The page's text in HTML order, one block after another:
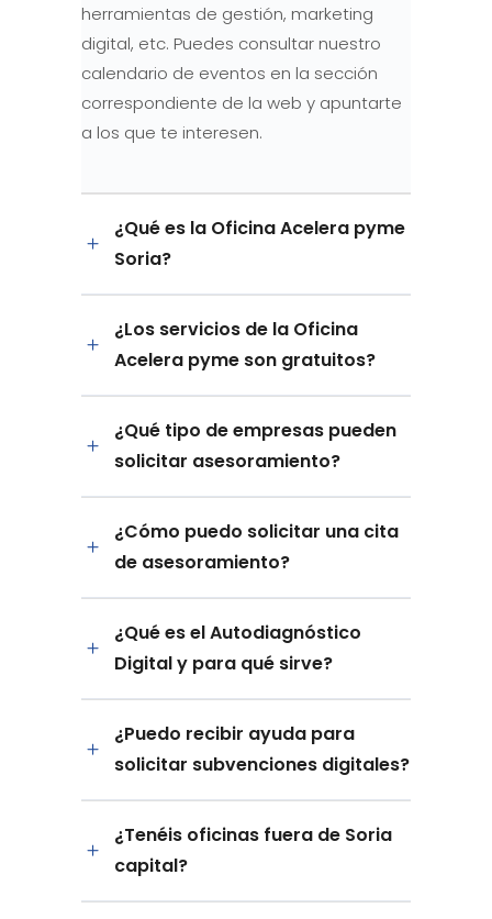
herramientas de gestión, marketing
digital, etc. Puedes consultar nuestro
calendario de eventos en la sección
correspondiente de la web y apuntarte
a los que te interesen.
¿Qué es la Oficina Acelera pyme
Soria?
¿Los servicios de la Oficina
Acelera pyme son gratuitos?
¿Qué tipo de empresas pueden
solicitar asesoramiento?
¿Cómo puedo solicitar una cita
de asesoramiento?
¿Qué es el Autodiagnóstico
Digital y para qué sirve?
¿Puedo recibir ayuda para
solicitar subvenciones digitales?
¿Tenéis oficinas fuera de Soria
capital?